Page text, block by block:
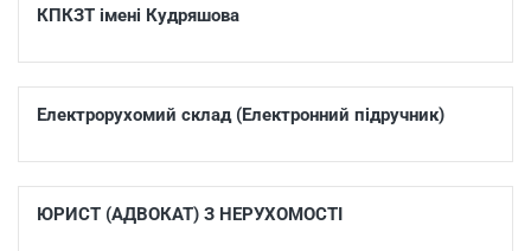
КПКЗТ імені Кудряшова
Електрорухомий склад (Електронний підручник)
ЮРИСТ (АДВОКАТ) З НЕРУХОМОСТІ